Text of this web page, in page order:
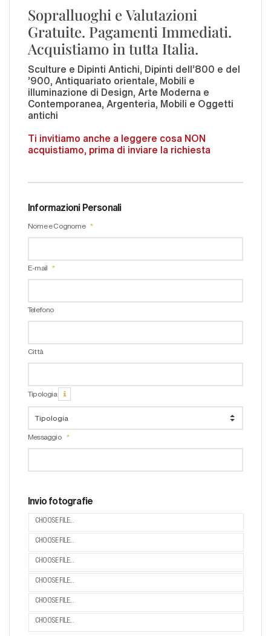
Sopralluoghi e Valutazioni
Gratuite. Pagamenti Immediati.
Acquistiamo in tutta Italia.
Sculture e Dipinti Antichi, Dipinti dell'800 e del
'900, Antiquariato orientale, Mobili e
illuminazione di Design, Arte Moderna e
Contemporanea, Argenteria, Mobili e Oggetti
antichi
Ti invitiamo anche a leggere cosa NON
acquistiamo, prima di inviare la richiesta
Informazioni Personali
Nome e Cognome
E-mail
Telefono
Città
Tipologia
Messaggio
Invio fotografie
CHOOSE FILE...
CHOOSE FILE...
CHOOSE FILE...
CHOOSE FILE...
CHOOSE FILE...
CHOOSE FILE...